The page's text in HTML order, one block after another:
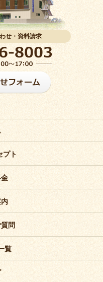
せ・資料請求
プト
問
覧